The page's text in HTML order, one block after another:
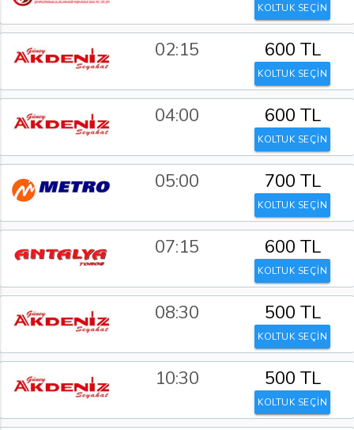
KOLTUK SEÇİN
02:15 600 TL
KOLTUK SEÇİN
04:00 600 TL
KOLTUK SEÇİN
05:00 700 TL
KOLTUK SEÇİN
07:15 600 TL
KOLTUK SEÇİN
08:30 500 TL
KOLTUK SEÇİN
10:30 500 TL
KOLTUK SEÇİN